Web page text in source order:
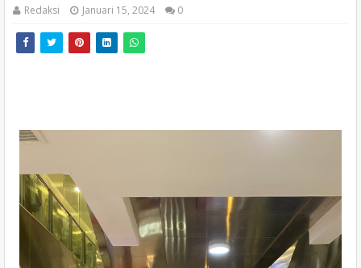
Redaksi Januari 15, 2024 0